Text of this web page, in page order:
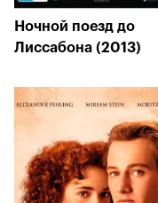
Ночной поезд до
Лиссабона (2013)